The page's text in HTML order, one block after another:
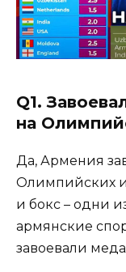
Q1.
на
Да, Армения
Олимпийских
и бокс – одни
армянские
завоевали